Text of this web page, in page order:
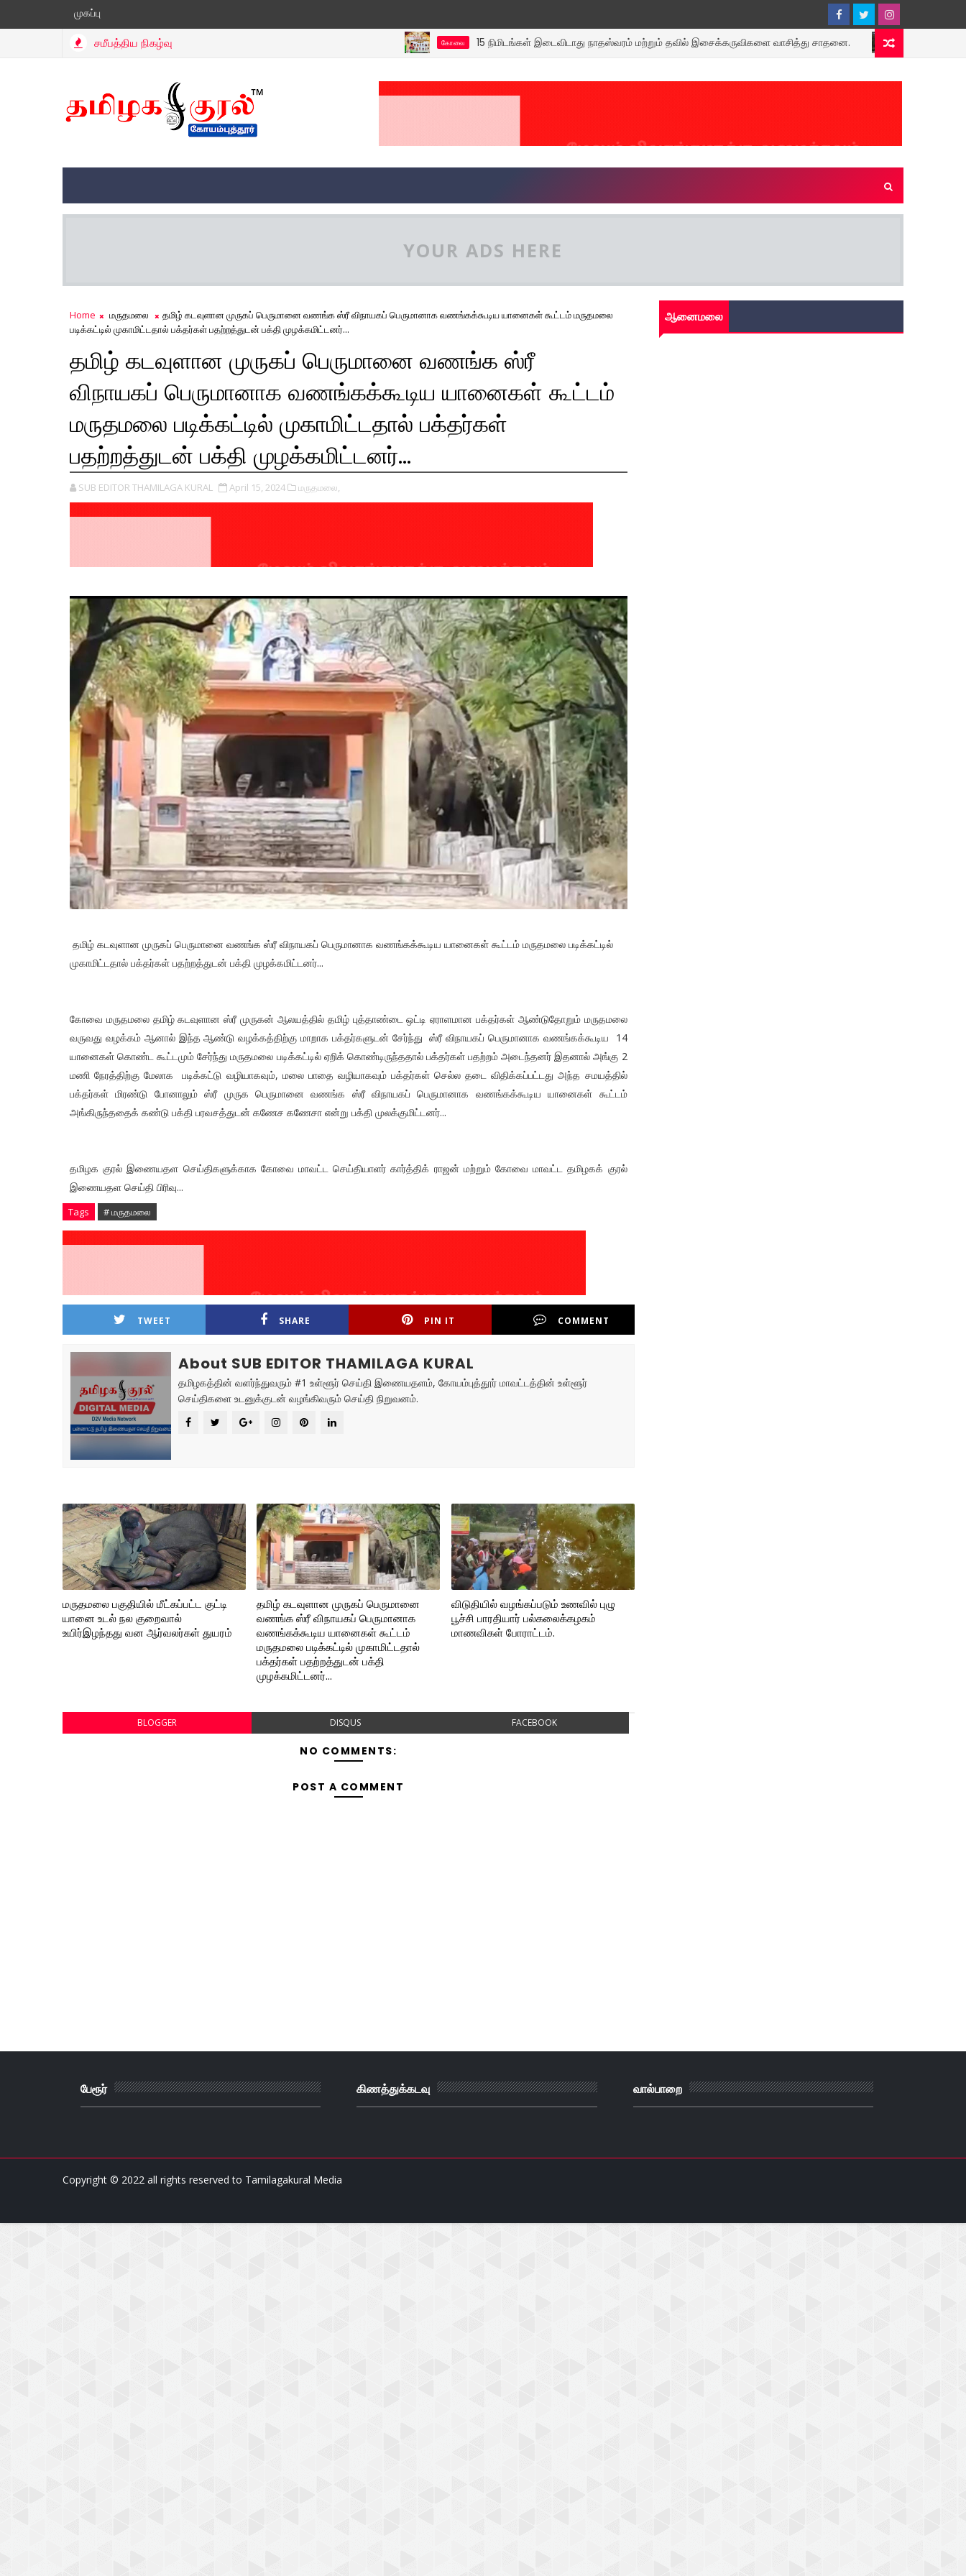
முகப்பு
சமீபத்திய நிகழ்வு கோவை 15 நிமிடங்கள் இடைவிடாது நாதஸ்வரம் மற்றும் தவில் இசைக்கருவிகளை வாசித்து சாதனை. கோவை
YOUR ADS HERE
Home மருதமலை
தமிழ் கடவுளான முருகப் பெருமானை வணங்க ஸ்ரீ விநாயகப் பெருமானாக வணங்கக்கூடிய யானைகள் கூட்டம் மருதமலை
படிக்கட்டில் முகாமிட்டதால் பக்தர்கள் பதற்றத்துடன் பக்தி முழக்கமிட்டனர்...
தமிழ் கடவுளான முருகப் பெருமானை வணங்க ஸ்ரீ
விநாயகப் பெருமானாக வணங்கக்கூடிய யானைகள் கூட்டம்
மருதமலை படிக்கட்டில் முகாமிட்டதால் பக்தர்கள்
பதற்றத்துடன் பக்தி முழக்கமிட்டனர்...
SUB EDITOR THAMILAGA KURAL April 15, 2024 மருதமலை,
தமிழ் கடவுளான முருகப் பெருமானை வணங்க ஸ்ரீ விநாயகப் பெருமானாக வணங்கக்கூடிய யானைகள் கூட்டம் மருதமலை படிக்கட்டில்
முகாமிட்டதால் பக்தர்கள் பதற்றத்துடன் பக்தி முழக்கமிட்டனர்...
கோவை மருதமலை தமிழ் கடவுளான ஸ்ரீ முருகன் ஆலயத்தில் தமிழ் புத்தாண்டை ஒட்டி ஏராளமான பக்தர்கள் ஆண்டுதோறும் மருதமலை
வருவது வழக்கம் ஆனால் இந்த ஆண்டு வழக்கத்திற்கு மாறாக பக்தர்களுடன் சேர்ந்து ஸ்ரீ விநாயகப் பெருமானாக வணங்கக்கூடிய 14
யானைகள் கொண்ட கூட்டமும் சேர்ந்து மருதமலை படிக்கட்டில் ஏறிக் கொண்டிருந்ததால் பக்தர்கள் பதற்றம் அடைந்தனர் இதனால் அங்கு 2
மணி நேரத்திற்கு மேலாக படிக்கட்டு வழியாகவும், மலை பாதை வழியாகவும் பக்தர்கள் செல்ல தடை விதிக்கப்பட்டது அந்த சமயத்தில்
பக்தர்கள் மிரண்டு போனாலும் ஸ்ரீ முருக பெருமானை வணங்க ஸ்ரீ விநாயகப் பெருமானாக வணங்கக்கூடிய யானைகள் கூட்டம்
அங்கிருந்ததைக் கண்டு பக்தி பரவசத்துடன் கணேச கணேசா என்று பக்தி முலக்குமிட்டனர்...
தமிழக குரல் இணையதள செய்திகளுக்காக கோவை மாவட்ட செய்தியாளர் கார்த்திக் ராஜன் மற்றும் கோவை மாவட்ட தமிழகக் குரல்
இணையதள செய்தி பிரிவு...
Tags # மருதமலை
TWEET SHARE PIN IT COMMENT
About SUB EDITOR THAMILAGA KURAL
தமிழகத்தின் வளர்ந்துவரும் #1 உள்ளூர் செய்தி இணையதளம், கோயம்புத்தூர் மாவட்டத்தின் உள்ளூர்
செய்திகளை உடனுக்குடன் வழங்கிவரும் செய்தி நிறுவனம்.
மருதமலை பகுதியில் மீட்கப்பட்ட குட்டி
யானை உடல் நல குறைவால்
உயிர்இழந்தது வன ஆர்வலர்கள் துயரம்
தமிழ் கடவுளான முருகப் பெருமானை
வணங்க ஸ்ரீ விநாயகப் பெருமானாக
வணங்கக்கூடிய யானைகள் கூட்டம்
மருதமலை படிக்கட்டில் முகாமிட்டதால்
பக்தர்கள் பதற்றத்துடன் பக்தி
முழக்கமிட்டனர்...
விடுதியில் வழங்கப்படும் உணவில் புழு
பூச்சி பாரதியார் பல்கலைக்கழகம்
மாணவிகள் போராட்டம்.
BLOGGER DISQUS FACEBOOK
NO COMMENTS:
POST A COMMENT
ஆனைமலை
பேரூர் கிணத்துக்கடவு வால்பாறை
Copyright © 2022 all rights reserved to Tamilagakural Media